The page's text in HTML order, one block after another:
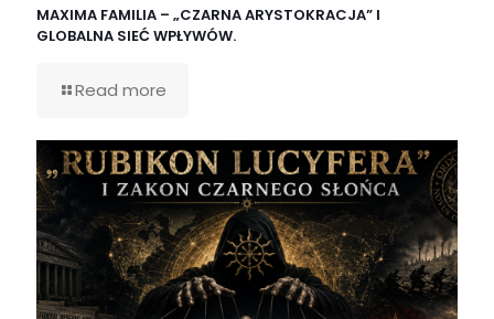
MAXIMA FAMILIA – „CZARNA ARYSTOKRACJA” I
GLOBALNA SIEĆ WPŁYWÓW.
Read more